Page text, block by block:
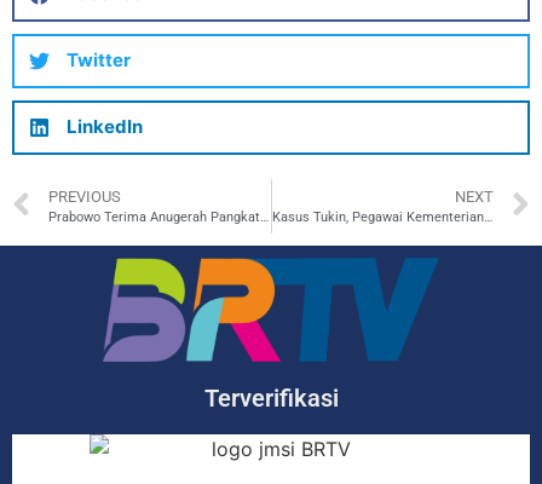
Twitter
LinkedIn
PREVIOUS NEXT
Kasus Tukin, Pegawai Kementerian ESDM Dituntut 2-6 Tahun Penjara
Terverifikasi